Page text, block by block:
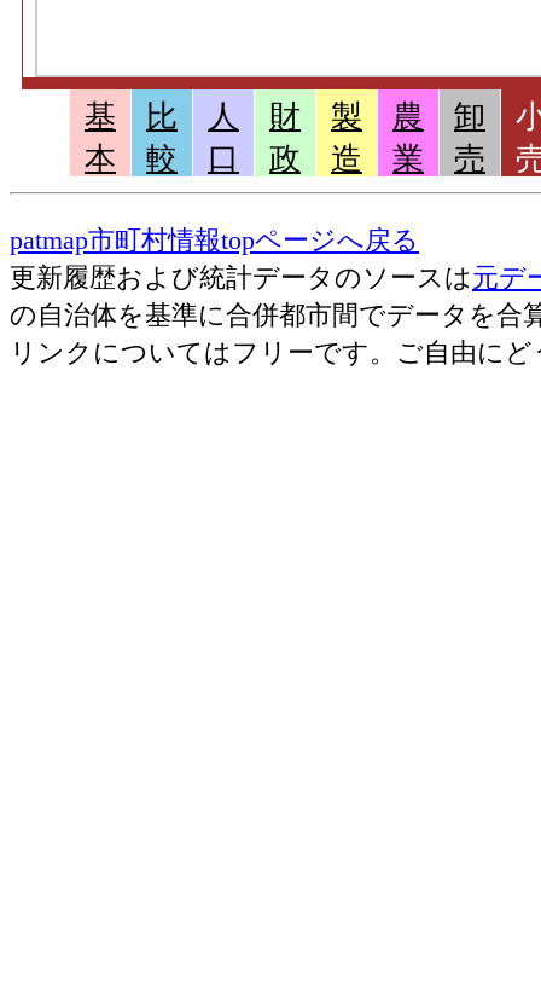
基
本
比
較
人
口
財
政
製
造
農
業
卸
売
patmap市町村情報topページへ戻る
更新履歴および統計データのソースは元デ
の自治体を基準に合併都市間でデータを合
リンクについてはフリーです。ご自由にど